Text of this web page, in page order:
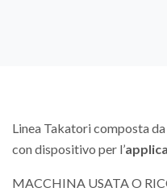
Linea Takatori composta
con dispositivo per l’
MACCHINA USATA O